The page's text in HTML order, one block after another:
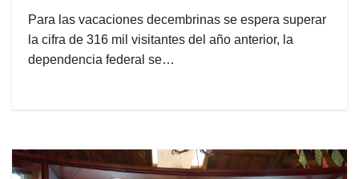
Para las vacaciones decembrinas se espera superar
la cifra de 316 mil visitantes del año anterior, la
dependencia federal se…